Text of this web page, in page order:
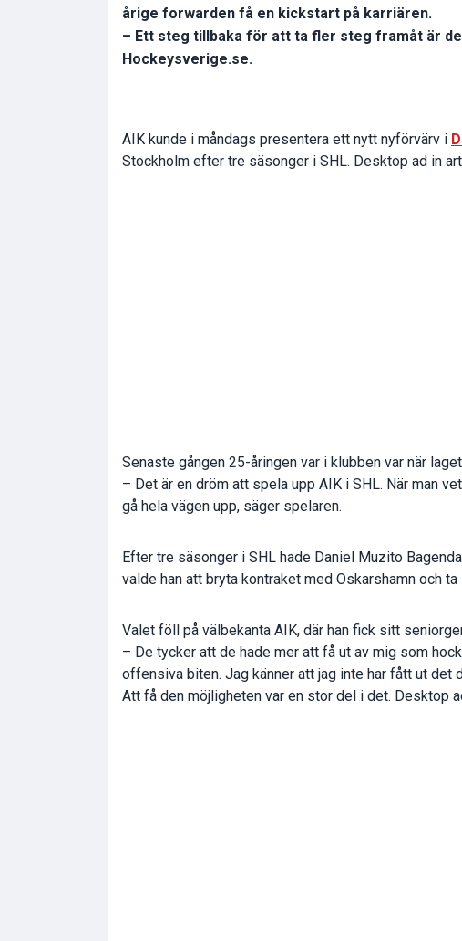
årige forwarden få en kickstart på karriären.
– Ett steg tillbaka för att ta fler steg framåt är
Hockeysverige.se.
AIK kunde i måndags presentera ett nytt nyförvärv i
Stockholm efter tre säsonger i SHL. Desktop ad in
Senaste gången 25-åringen var i klubben var när
– Det är en dröm att spela upp AIK i SHL. När man
gå hela vägen upp, säger spelaren.
Efter tre säsonger i SHL hade Daniel Muzito Bagenda
valde han att bryta kontraket med Oskarshamn och
Valet föll på välbekanta AIK, där han fick sitt
– De tycker att de hade mer att få ut av mig som
offensiva biten. Jag känner att jag inte har fått ut det
Att få den möjligheten var en stor del i det. Desktop